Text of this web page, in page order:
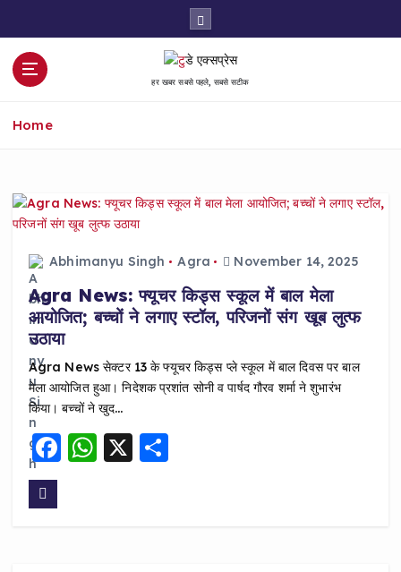
हर खबर सबसे पहले, सबसे सटीक
Home
Abhimanyu Singh Agra November 14, 2025
Agra News: फ्यूचर किड्स स्कूल में बाल मेला
आयोजित; बच्चों ने लगाए स्टॉल, परिजनों संग खूब लुत्फ
उठाया
Agra News सेक्टर 13 के फ्यूचर किड्स प्ले स्कूल में बाल दिवस पर बाल
मेला आयोजित हुआ। निदेशक प्रशांत सोनी व पार्षद गौरव शर्मा ने शुभारंभ
किया। बच्चों ने खुद…
F WX S